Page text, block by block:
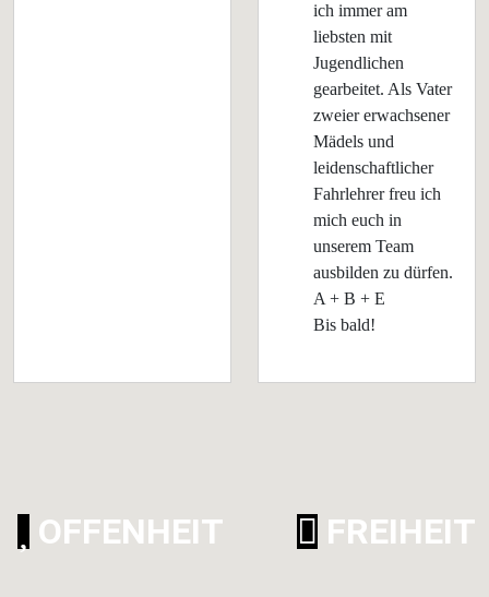
ich immer am
liebsten mit
Jugendlichen
gearbeitet. Als Vater
zweier erwachsener
Mädels und
leidenschaftlicher
Fahrlehrer freu ich
mich euch in
unserem Team
ausbilden zu dürfen.
A + B + E
Bis bald!
OFFENHEIT FREIHEIT